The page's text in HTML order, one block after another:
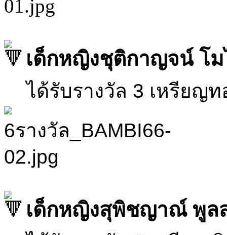
เด็กหญิงชุติกาญจน์
ได้รับรางวัล 3 เหรียญท
เด็กหญิงสุพิชญาณ์ พู
ได้รับรางวัล 3 เหรียญเ